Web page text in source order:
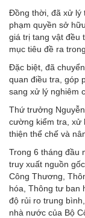
Đồng thời, đã xử lý
phạm quyền sở
giá trị tang vật đều
mục tiêu đề ra
Đặc biệt, đã
quan điều tra, góp
sang xử lý nghiêm
Thứ trưởng
cường kiểm tra, xử
thiện thể chế và
Trong 6 tháng đầu
truy xuất nguồn
Công Thương,
hóa, Thông tư ban
độ rủi ro trung
nhà nước của Bộ